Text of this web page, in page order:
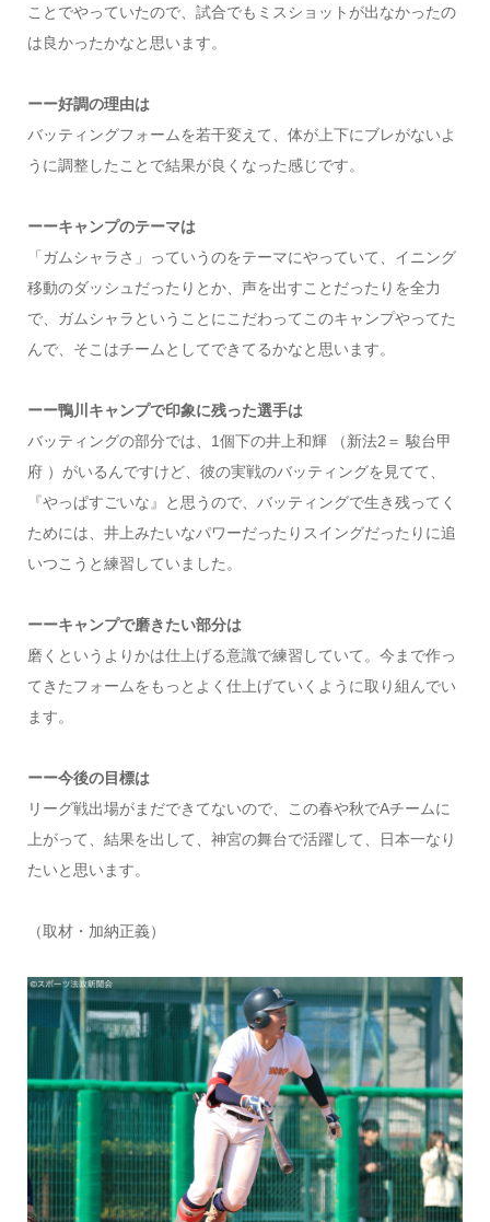
ことでやっていたので、試合でもミスショットが出なかったの
は良かったかなと思います。
ーー好調の理由は
バッティングフォームを若干変えて、体が上下にブレがないよ
うに調整したことで結果が良くなった感じです。
ーーキャンプのテーマは
「ガムシャラさ」っていうのをテーマにやっていて、イニング
移動のダッシュだったりとか、声を出すことだったりを全力
で、ガムシャラということにこだわってこのキャンプやってた
んで、そこはチームとしてできてるかなと思います。
ーー鴨川キャンプで印象に残った選手は
バッティングの部分では、1個下の井上和輝 （新法2＝ 駿台甲
府 ）がいるんですけど、彼の実戦のバッティングを見てて、
『やっぱすごいな』と思うので、バッティングで生き残ってく
ためには、井上みたいなパワーだったりスイングだったりに追
いつこうと練習していました。
ーーキャンプで磨きたい部分は
磨くというよりかは仕上げる意識で練習していて。今まで作っ
てきたフォームをもっとよく仕上げていくように取り組んでい
ます。
ーー今後の目標は
リーグ戦出場がまだできてないので、この春や秋でAチームに
上がって、結果を出して、神宮の舞台で活躍して、日本一なり
たいと思います。
（取材・加納正義）